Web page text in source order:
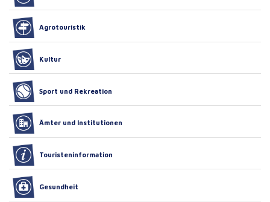
Agrotouristik
Kultur
Sport und Rekreation
Ämter und Institutionen
Touristeninformation
Gesundheit